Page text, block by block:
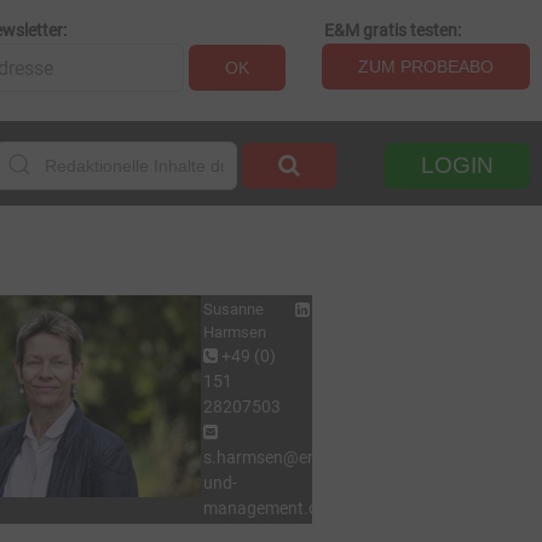
OK
E&M gratis testen:
ZUM PROBEABO
LOGIN
Susanne
Harmsen
+49 (0)
151
28207503
s.harmsen@energie-
und-
management.de